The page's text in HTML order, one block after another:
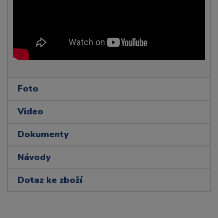
Foto
Video
Dokumenty
Návody
Dotaz ke zboží